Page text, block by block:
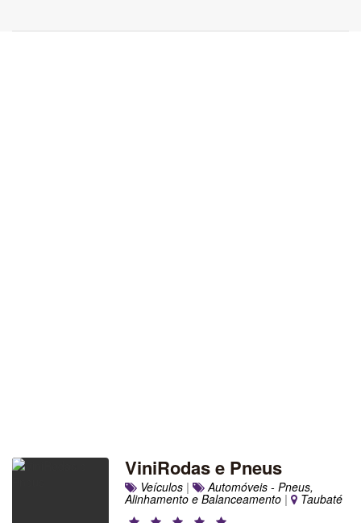
ViniRodas e Pneus
Veículos | Automóveis - Pneus,
Alinhamento e Balanceamento | Taubaté